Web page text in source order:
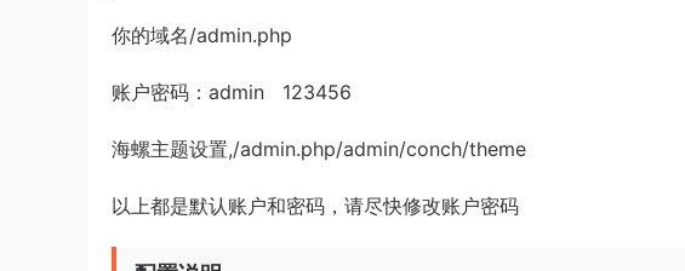
你的域名/admin.php
账户密码：admin 123456
海螺主题设置,/admin.php/admin/conch/theme
以上都是默认账户和密码，请尽快修改账户密码